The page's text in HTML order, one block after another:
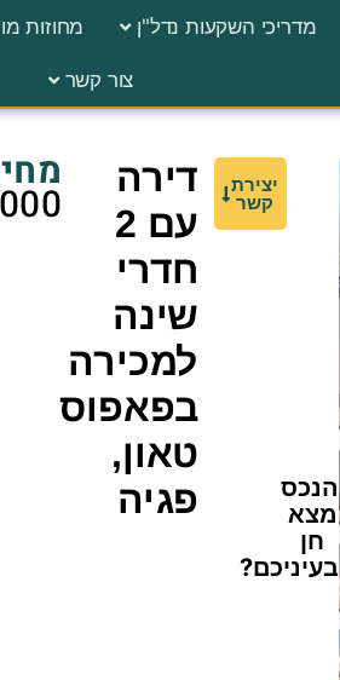
מדריכי השקעות נדל"ן מחוזות
צור קשר
הנכס
מצא
חן
בעיניכם?
יצירת
קשר
דירה
עם 2
חדרי
שינה
למכירה
בפאפוס
טאון,
פגיה